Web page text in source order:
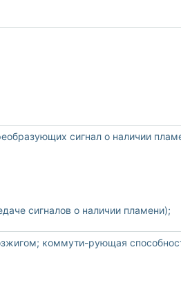
сигнал о наличии
сигналов о наличии пламени);
коммути-рующая